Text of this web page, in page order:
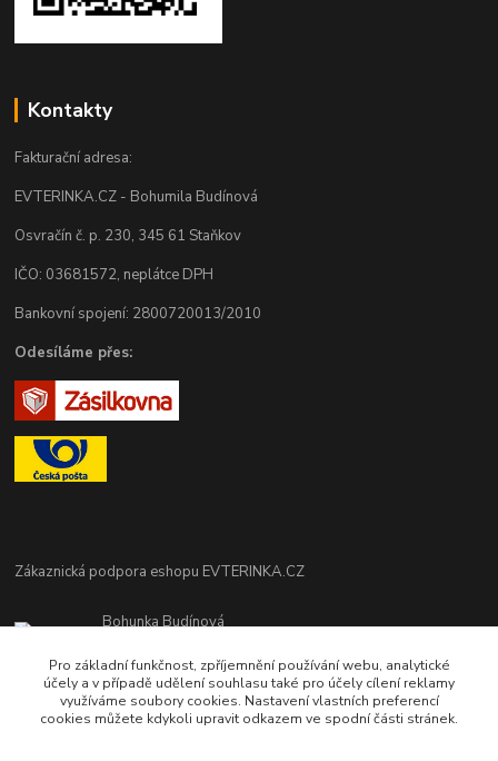
Kontakty
Fakturační adresa:
EVTERINKA.CZ - Bohumila Budínová
Osvračín č. p. 230, 345 61 Staňkov
IČO: 03681572, neplátce DPH
Bankovní spojení: 2800720013/2010
Odesíláme přes:
Zákaznická podpora eshopu EVTERINKA.CZ
Bohunka Budínová
(Po-Pá - 9:00-17:00hod, So 8:00-12:00hod)
obchod@evterinka.cz
Pro základní funkčnost, zpříjemnění používání webu, analytické
účely a v případě udělení souhlasu také pro účely cílení reklamy
využíváme soubory cookies. Nastavení vlastních preferencí
cookies můžete kdykoli upravit odkazem ve spodní části stránek.